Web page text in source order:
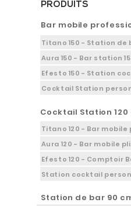
PRODUITS
Bar mobile
Titano 150 - Station de
Aura 150 - Bar station
Efesto 150 - Station
Cocktail Station
Cocktail Station 120
Titano 120 - Bar
Aura 120 - Bar mobile
Efesto 120 - Comptoir
Station cocktail
Station de bar 90